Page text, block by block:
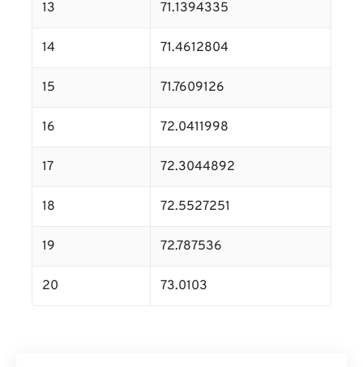
13 71.1394335
14 71.4612804
15 71.7609126
16 72.0411998
17 72.3044892
18 72.5527251
19 72.787536
20 73.0103